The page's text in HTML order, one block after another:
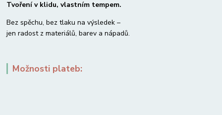
Tvoření v klidu, vlastním tempem.
Bez spěchu, bez tlaku na výsledek –
jen radost z materiálů, barev a nápadů.
Možnosti plateb: